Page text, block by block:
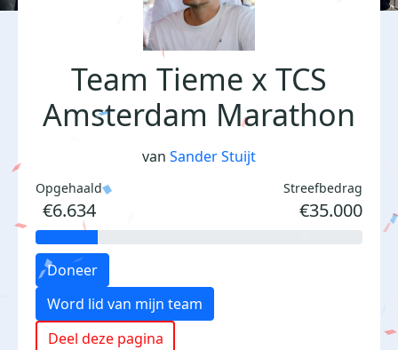
Team Tieme x TCS
Amsterdam Marathon
van Sander Stuijt
Opgehaald
€6.634
Streefbedrag
€35.000
Doneer
Word lid van mijn team
Deel deze pagina